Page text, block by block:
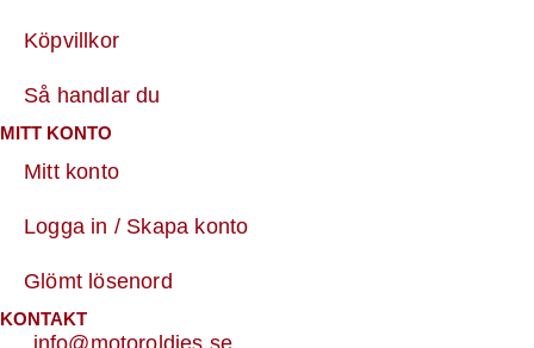
Köpvillkor
Så handlar du
MITT KONTO
Mitt konto
Logga in / Skapa konto
Glömt lösenord
KONTAKT